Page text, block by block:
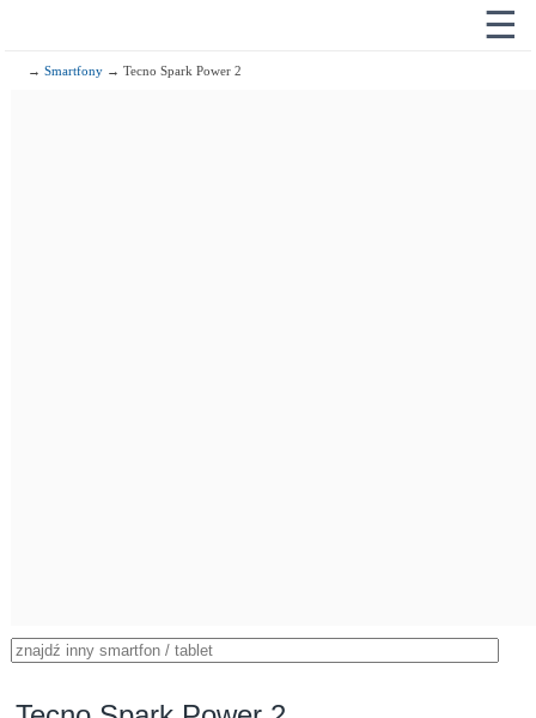
☰
→Smartfony → Tecno Spark Power 2